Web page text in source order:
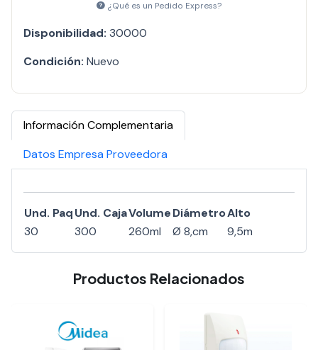
¿Qué es un Pedido Express?
Disponibilidad: 30000
Condición: Nuevo
Información Complementaria
Datos Empresa Proveedora
Und. PaqUnd. CajaVolumeDiámetroAlto
30
300 260ml Ø 8,cm 9,5m
Productos Relacionados